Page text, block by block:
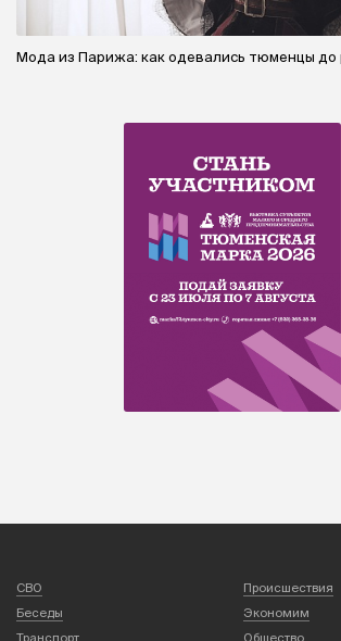
Мода из Парижа: как одевались тюменцы до
СВО
Происшествия
Беседы
Экономим
Транспорт
Общество